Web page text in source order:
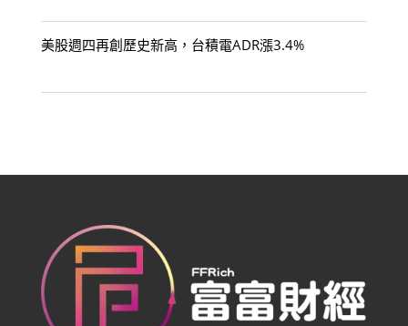
美股週四再創歷史新高，台積電ADR漲3.4%